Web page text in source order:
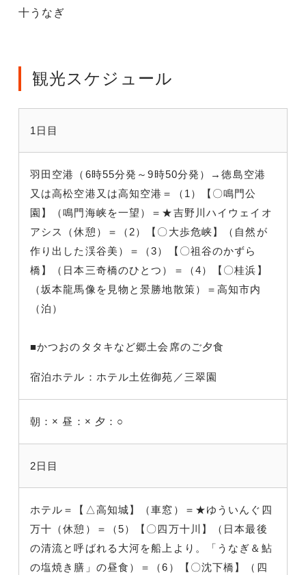
十うなぎ
観光スケジュール
1日目
羽田空港（6時55分発～9時50分発）→徳島空港
又は高松空港又は高知空港＝（1）【〇鳴門公
園】（鳴門海峡を一望）＝★吉野川ハイウェイオ
アシス（休憩）＝（2）【〇大歩危峡】（自然が
作り出した渓谷美）＝（3）【〇祖谷のかずら
橋】（日本三奇橋のひとつ）＝（4）【〇桂浜】
（坂本龍馬像を見物と景勝地散策）＝高知市内
（泊）
■かつおのタタキなど郷土会席のご夕食
宿泊ホテル：ホテル土佐御苑／三翠園
朝：× 昼：× 夕：○
2日目
ホテル＝【△高知城】（車窓）＝★ゆういんぐ四
万十（休憩）＝（5）【〇四万十川】（日本最後
の清流と呼ばれる大河を船上より。「うなぎ＆鮎
の塩焼き膳」の昼食）＝（6）【〇沈下橋】（四